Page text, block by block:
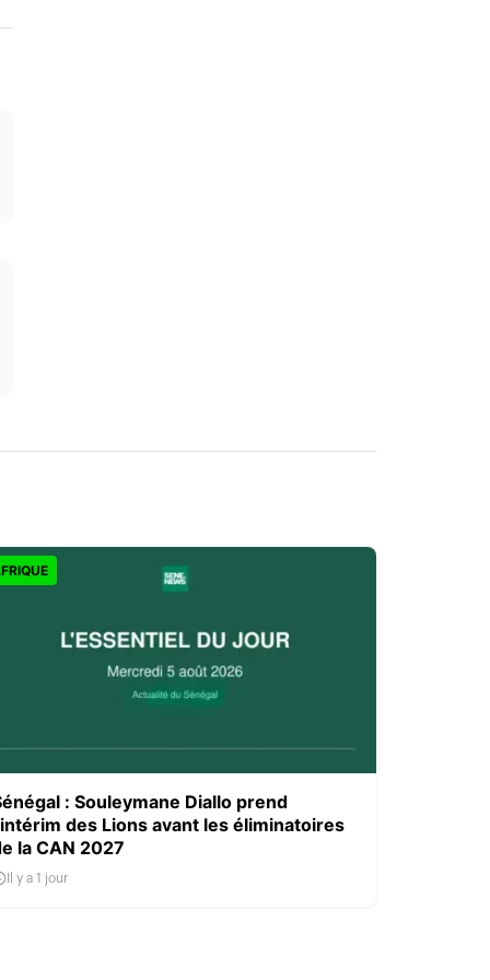
: Souleymane Diallo prend
des Lions avant les éliminatoires
la CAN 2027
Il y a 1 jour